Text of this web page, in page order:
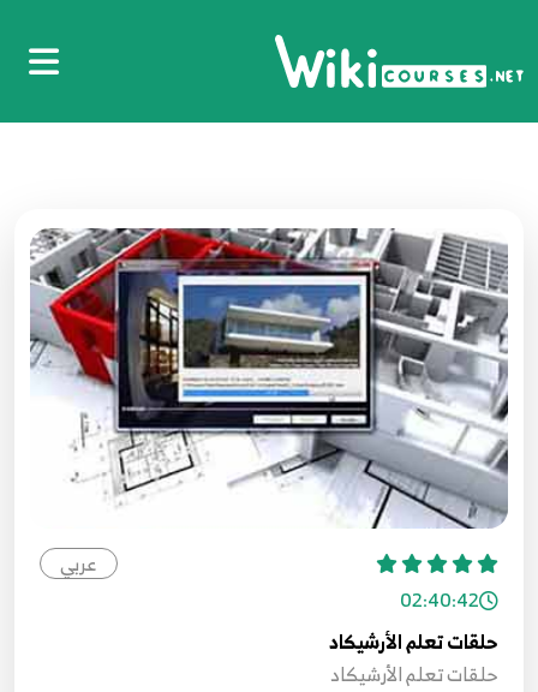
عربي
02:40:42
حلقات تعلم الأرشيكاد
حلقات تعلم الأرشيكاد